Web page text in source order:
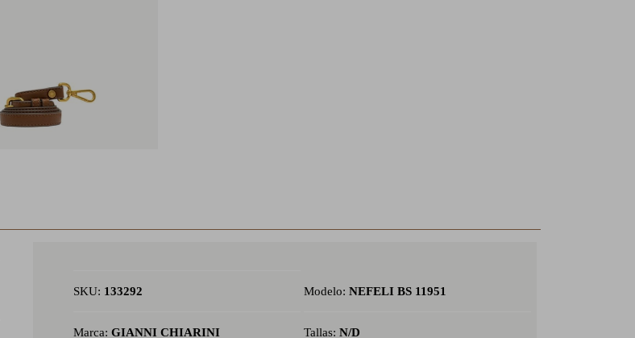
SKU: 133292 Modelo: NEFELI BS 11951
Marca: GIANNI CHIARINI Tallas: N/D